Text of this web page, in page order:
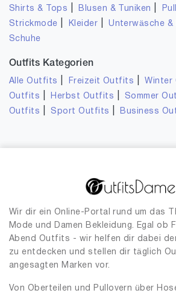
Shirts & Tops Blusen & Tuniken
Strickmode
Kleider |Unterwäsche
Schuhe
Outfits Kategorien
Alle Outfits Freizeit Outfits |Winter
Outfits
Herbst Outfits Sommer
Outfits
Sport Outfits Business
Wir dir ein Online-Portal rund um das
Mode und Damen Bekleidung. Egal ob
Abend Outfits - wir helfen dir dabei
zu entdecken und stellen dir täglich
angesagten Marken vor.
Von Oberteilen und Pullovern über